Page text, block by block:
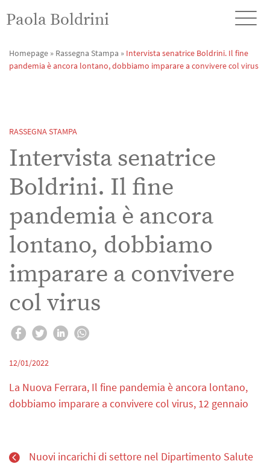
Paola Boldrini
Homepage » Rassegna Stampa » Intervista senatrice Boldrini. Il fine
pandemia è ancora lontano, dobbiamo imparare a convivere col virus
RASSEGNA STAMPA
Intervista senatrice
Boldrini. Il fine
pandemia è ancora
lontano, dobbiamo
imparare a convivere
col virus
12/01/2022
La Nuova Ferrara, Il fine pandemia è ancora lontano,
dobbiamo imparare a convivere col virus, 12 gennaio
Nuovi incarichi di settore nel Dipartimento Salute